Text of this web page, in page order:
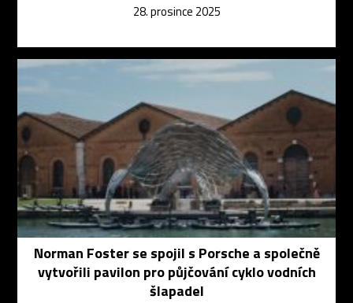
28. prosince 2025
Norman Foster se spojil s Porsche a společně
vytvořili pavilon pro půjčování cyklo vodních
šlapadel